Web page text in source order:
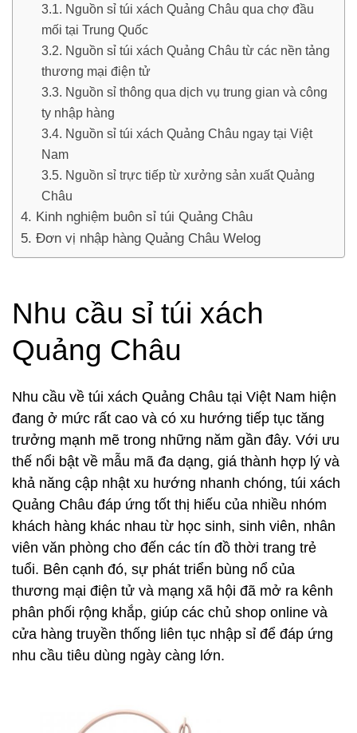
Nguồn sỉ túi xách Quảng Châu qua chợ đầu
mối tại Trung Quốc
Nguồn sỉ túi xách Quảng Châu từ các nền tảng
thương mại điện tử
Nguồn sỉ thông qua dịch vụ trung gian và công
ty nhập hàng
Nguồn sỉ túi xách Quảng Châu ngay tại Việt
Nam
Nguồn sỉ trực tiếp từ xưởng sản xuất Quảng
Châu
Kinh nghiệm buôn sỉ túi Quảng Châu
Đơn vị nhập hàng Quảng Châu Welog
Nhu cầu sỉ túi xách
Quảng Châu
Nhu cầu về túi xách Quảng Châu tại Việt Nam hiện
đang ở mức rất cao và có xu hướng tiếp tục tăng
trưởng mạnh mẽ trong những năm gần đây. Với ưu
thế nổi bật về mẫu mã đa dạng, giá thành hợp lý và
khả năng cập nhật xu hướng nhanh chóng, túi xách
Quảng Châu đáp ứng tốt thị hiếu của nhiều nhóm
khách hàng khác nhau từ học sinh, sinh viên, nhân
viên văn phòng cho đến các tín đồ thời trang trẻ
tuổi. Bên cạnh đó, sự phát triển bùng nổ của
thương mại điện tử và mạng xã hội đã mở ra kênh
phân phối rộng khắp, giúp các chủ shop online và
cửa hàng truyền thống liên tục nhập sỉ để đáp ứng
nhu cầu tiêu dùng ngày càng lớn.